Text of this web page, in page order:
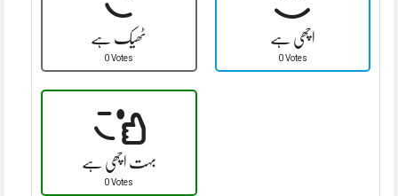
ٹھیک ہے
0 Votes
اچھی ہے
0 Votes
بہت اچھی ہے
0 Votes